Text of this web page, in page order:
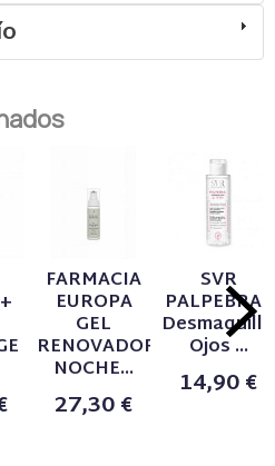
FARMACIA
EUROPA
GEL
RENOVADOR
NOCHE...
27,30 €
SVR
PALPEBRAL
Ojos ...
14,90 €